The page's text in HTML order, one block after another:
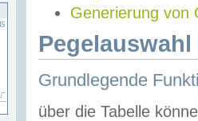
Generierung von
Grundlegende
über die Tabelle